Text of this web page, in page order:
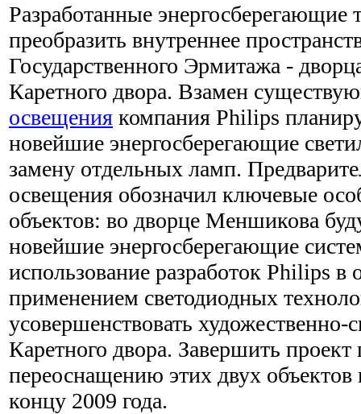
Разработанные энергосберегающие
преобразить внутреннее
Государственного Эрмитажа -
Каретного двора. Взамен
освещения компания Philips
новейшие энергосберегающие
замену отдельных ламп.
освещения обозначил ключевые
объектов: во дворце Меншикова
новейшие энергосберегающие
использование разработок Philips в
применением светодиодных
усовершенствовать художественно-
Каретного двора. Завершить проект
переоснащению этих двух объектов
концу 2009 года.